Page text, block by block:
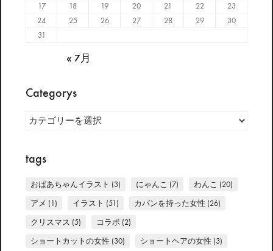
17
18 19 20 21 22
23
24
25 26 27 28 29
30
31
« 7月
Categorys
tags
おばあちゃんイラスト (3) にゃんこ (7) わんこ (20)
アメ (1) イラスト (51) カバンを持った女性 (26)
クリスマス (5) コラボ (2)
ショートカットの女性 (30) ショートヘアの女性 (3)